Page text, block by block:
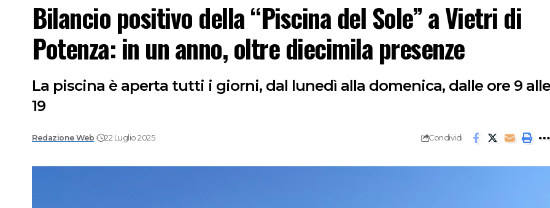
Bilancio positivo della “Piscina del Sole” a Vietri di
Potenza: in un anno, oltre diecimila presenze
La piscina è aperta tutti i giorni, dal lunedì alla domenica, dalle ore 9 alle
19
Redazione Web 22 Luglio 2025 Condividi